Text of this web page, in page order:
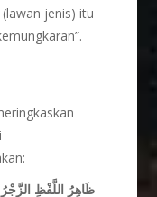
jenis) itu
ظَاهِرُ اللَّفْظِ